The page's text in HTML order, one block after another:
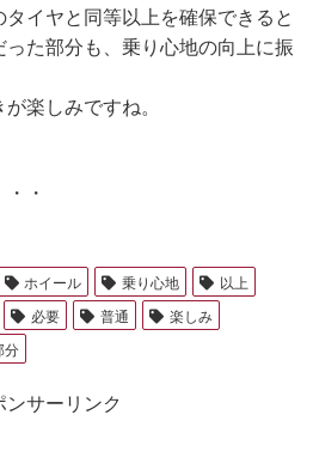
イヤと同等以上を確保できると
た部分も、乗り心地の向上に振
楽しみですね。
・
ホイール 乗り心地
以上
必要 普通
楽しみ
分
ンサーリンク